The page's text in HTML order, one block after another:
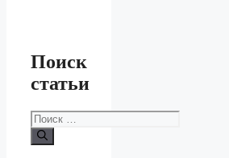
Поиск
статьи
Поиск: